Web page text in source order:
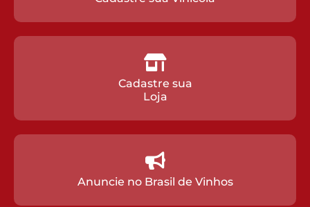
Cadastre sua
Loja
Anuncie no Brasil de Vinhos